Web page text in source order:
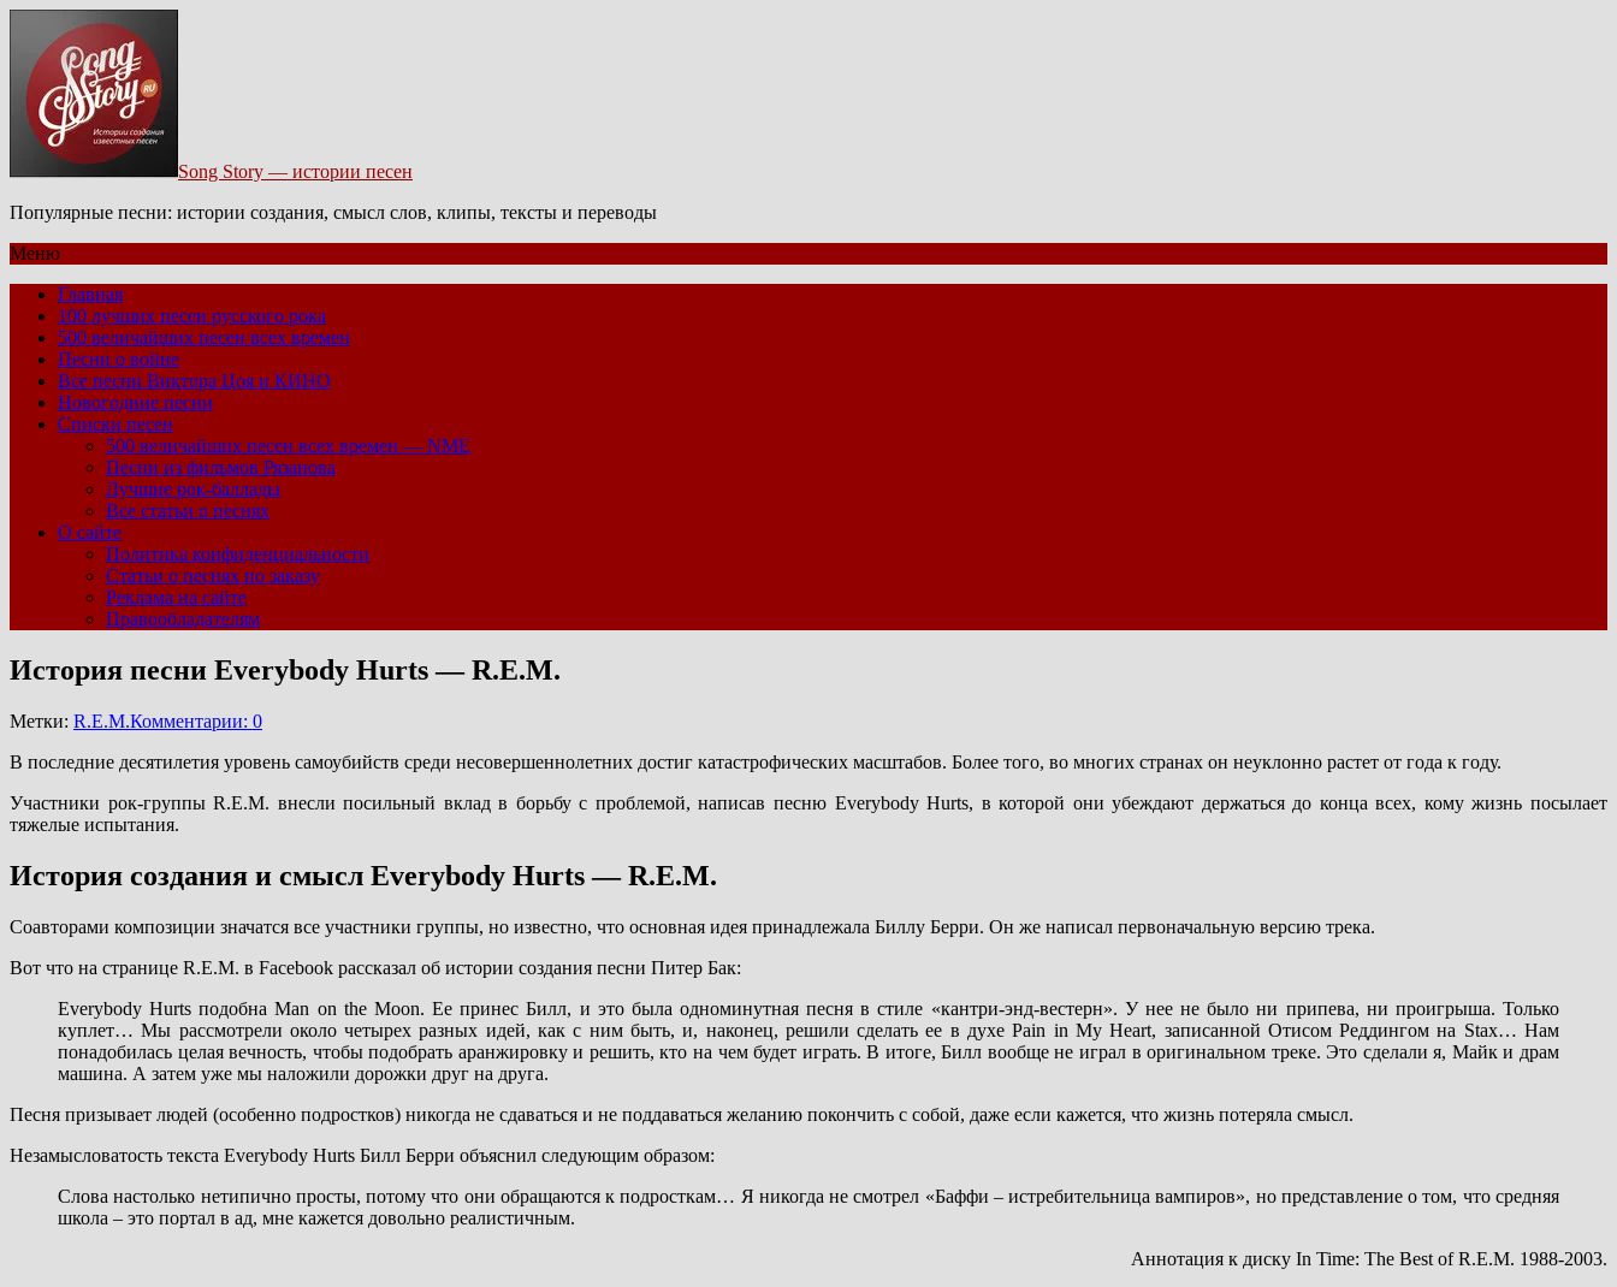
Song Story — истории песен
Популярные песни: истории создания, смысл слов, клипы, тексты и переводы
Меню
Главная
100 лучших песен русского рока
500 величайших песен всех времен
Песни о войне
Все песни Виктора Цоя и КИНО
Новогодние песни
Списки песен
500 величайших песен всех времен — NME
Песни из фильмов Рязанова
Лучшие рок-баллады
Все статьи о песнях
О сайте
Политика конфиденциальности
Статьи о песнях по заказу
Реклама на сайте
Правообладателям
История песни Everybody Hurts — R.E.M.
Метки: R.E.M.Комментарии: 0
В последние десятилетия уровень самоубийств среди несовершеннолетних достиг катастрофических масштабов. Более того, во многих странах он неуклонно растет от года к году.
Участники рок-группы R.E.M. внесли посильный вклад в борьбу с проблемой, написав песню Everybody Hurts, в которой они убеждают держаться до конца всех, кому жизнь посылает
тяжелые испытания.
История создания и смысл Everybody Hurts — R.E.M.
Соавторами композиции значатся все участники группы, но известно, что основная идея принадлежала Биллу Берри. Он же написал первоначальную версию трека.
Вот что на странице R.E.M. в Facebook рассказал об истории создания песни Питер Бак:
Everybody Hurts подобна Man on the Moon. Ее принес Билл, и это была одноминутная песня в стиле «кантри-энд-вестерн». У нее не было ни припева, ни проигрыша. Только
куплет… Мы рассмотрели около четырех разных идей, как с ним быть, и, наконец, решили сделать ее в духе Pain in My Heart, записанной Отисом Реддингом на Stax… Нам
понадобилась целая вечность, чтобы подобрать аранжировку и решить, кто на чем будет играть. В итоге, Билл вообще не играл в оригинальном треке. Это сделали я, Майк и драм
машина. А затем уже мы наложили дорожки друг на друга.
Песня призывает людей (особенно подростков) никогда не сдаваться и не поддаваться желанию покончить с собой, даже если кажется, что жизнь потеряла смысл.
Незамысловатость текста Everybody Hurts Билл Берри объяснил следующим образом:
Слова настолько нетипично просты, потому что они обращаются к подросткам… Я никогда не смотрел «Баффи – истребительница вампиров», но представление о том, что средняя
школа – это портал в ад, мне кажется довольно реалистичным.
Аннотация к диску In Time: The Best of R.E.M. 1988-2003.